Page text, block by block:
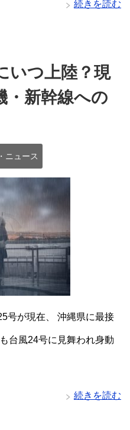
続きを読む
いつ上陸？現
・新幹線への
ニュース
号が現在、 沖縄県に最接
台風24号に見舞われ身動
続きを読む